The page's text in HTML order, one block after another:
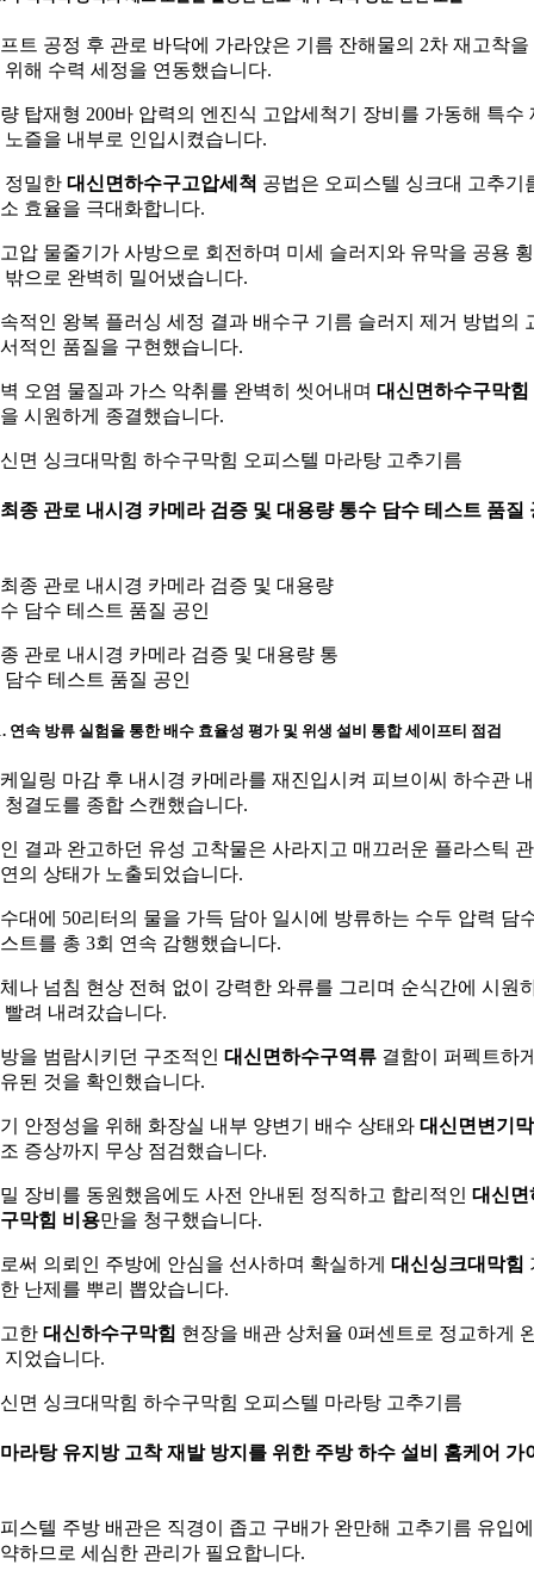
트 공정 후 관로 바닥에 가라앉은 기름 잔해물의 2차 재고착을
위해 수력 세정을 연동했습니다.
탑재형 200바 압력의 엔진식 고압세척기 장비를 가동해 특수
노즐을 내부로 인입시켰습니다.
정밀한 대신면하수구고압세척 공법은 오피스텔 싱크대 고추기
효율을 극대화합니다.
압 물줄기가 사방으로 회전하며 미세 슬러지와 유막을 공용
밖으로 완벽히 밀어냈습니다.
적인 왕복 플러싱 세정 결과 배수구 기름 슬러지 제거 방법의
적인 품질을 구현했습니다.
오염 물질과 가스 악취를 완벽히 씻어내며 대신면하수구막힘
시원하게 종결했습니다.
면 싱크대막힘 하수구막힘 오피스텔 마라탕 고추기름
종 관로 내시경 카메라 검증 및 대용량 통수 담수 테스트 품질
관로 내시경 카메라 검증 및 대용량 통
담수 테스트 품질 공인
연속 방류 실험을 통한 배수 효율성 평가 및 위생 설비 통합 세이프티 점검
일링 마감 후 내시경 카메라를 재진입시켜 피브이씨 하수관
청결도를 종합 스캔했습니다.
결과 완고하던 유성 고착물은 사라지고 매끄러운 플라스틱
의 상태가 노출되었습니다.
대에 50리터의 물을 가득 담아 일시에 방류하는 수두 압력 담
트를 총 3회 연속 감행했습니다.
나 넘침 현상 전혀 없이 강력한 와류를 그리며 순식간에 시원
빨려 내려갔습니다.
을 범람시키던 구조적인 대신면하수구역류결함이 퍼펙트하
된 것을 확인했습니다.
안정성을 위해 화장실 내부 양변기 배수 상태와 대신면변기
증상까지 무상 점검했습니다.
장비를 동원했음에도 사전 안내된 정직하고 합리적인 대신면
막힘 비용만을 청구했습니다.
써 의뢰인 주방에 안심을 선사하며 확실하게 대신싱크대막힘
난제를 뿌리 뽑았습니다.
한 대신하수구막힘 현장을 배관 상처율 0퍼센트로 정교하게
지었습니다.
면 싱크대막힘 하수구막힘 오피스텔 마라탕 고추기름
라탕 유지방 고착 재발 방지를 위한 주방 하수 설비 홈케어 가
스텔 주방 배관은 직경이 좁고 구배가 완만해 고추기름 유입에
하므로 세심한 관리가 필요합니다.